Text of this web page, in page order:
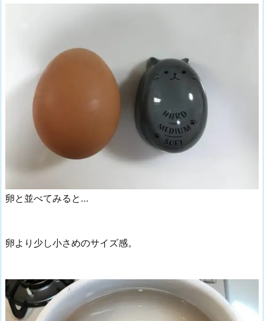
卵と並べてみると…
卵より少し小さめのサイズ感。